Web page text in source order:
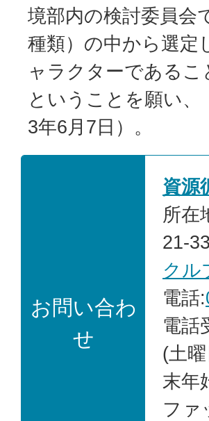
境部内の検討委員会
種類）の中から選定
ャラクターである
ということを願い
3年6月7日）。
お問い合わ
せ
資源
所在
21-33
クル
電話:
電話
(土
末年
ファ